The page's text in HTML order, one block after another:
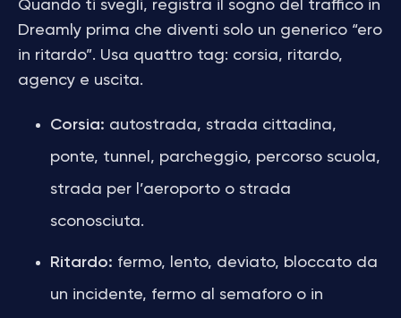
Quando ti svegli, registra il sogno del traffico in
Dreamly prima che diventi solo un generico “ero
in ritardo”. Usa quattro tag: corsia, ritardo,
agency e uscita.
Corsia: autostrada, strada cittadina,
ponte, tunnel, parcheggio, percorso scuola,
strada per l’aeroporto o strada
sconosciuta.
Ritardo: fermo, lento, deviato, bloccato da
un incidente, fermo al semaforo o in